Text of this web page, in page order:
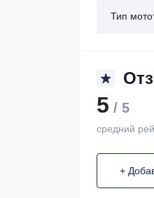
Тип
5 / 5
средний
+